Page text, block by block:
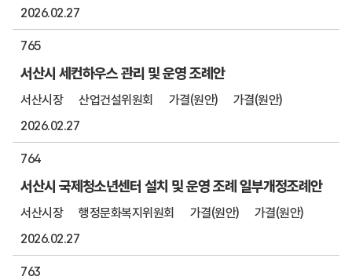
2026.02.27
765
서산시 세컨하우스 관리 및 운영 조례안
서산시장 산업건설위원회 가결(원안)
가결(원안)
2026.02.27
764
서산시 국제청소년센터 설치 및 운영 조례 일부개정조례안
서산시장 행정문화복지위원회 가결(원안)
가결(원안)
2026.02.27
763